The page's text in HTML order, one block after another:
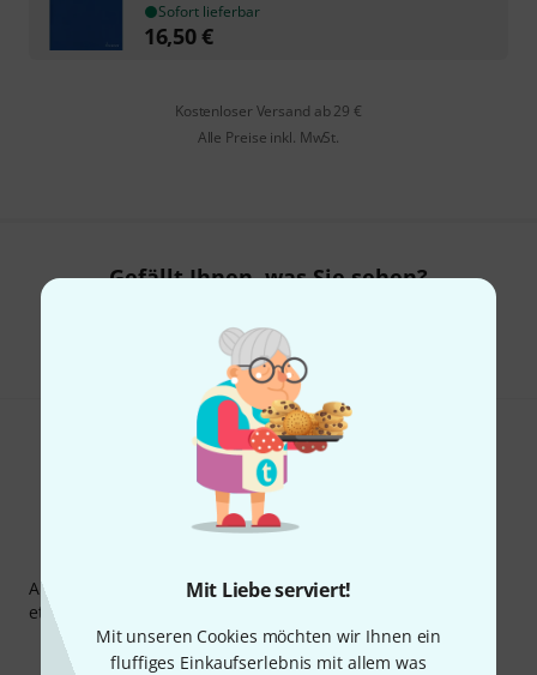
Mit Liebe serviert!
Mit unseren Cookies möchten wir Ihnen ein
fluffiges Einkaufserlebnis mit allem was
Sofort lieferbar
16,50€
Kostenloser Versand ab 29 €
Alle Preise inkl. MwSt.
Gefällt Ihnen, was Sie sehen?
Hilfe & Feedback
Abonniere den Thomann Newsletter und gewinne mit
etwas Glück einen von
Inspirierende Beiträge
Deals Thomann Insights